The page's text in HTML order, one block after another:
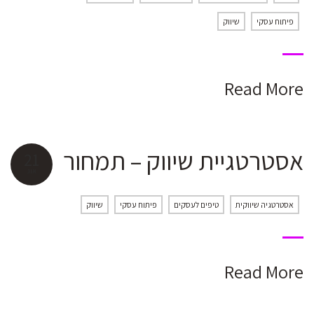
פיתוח עסקי שיווק
Read More
אסטרטגיית שיווק – תמחור
אסטרטגיה שיווקית טיפים לעסקים פיתוח עסקי שיווק
Read More